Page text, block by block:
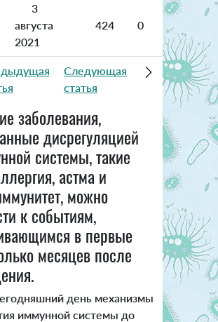
3
августа
2021
424 0
Следующая
статья
заболевания,
дисрегуляцией
системы, такие
астма и
можно
к событиям,
в первые
месяцев после
день механизмы
иммунной системы до